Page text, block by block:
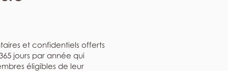
et confidentiels offerts
jours par année qui
éligibles de leur